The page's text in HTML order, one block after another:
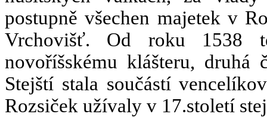
postupně všechen majetek v
Vrchovišť. Od roku 1538
novoříšskému klášteru,
Stejští stala součástí
Rozsiček užívaly v 17.století